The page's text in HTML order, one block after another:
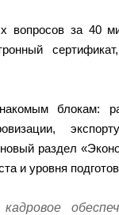
вопросов за 40
блокам:
раздел
и уровня